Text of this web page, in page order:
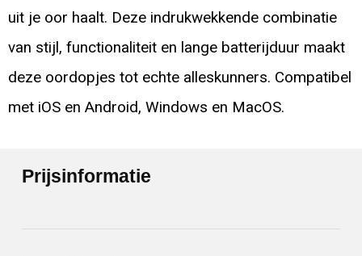
uit je oor haalt. Deze indrukwekkende combinatie
van stijl, functionaliteit en lange batterijduur maakt
deze oordopjes tot echte alleskunners. Compatibel
met iOS en Android, Windows en MacOS.
Prijsinformatie